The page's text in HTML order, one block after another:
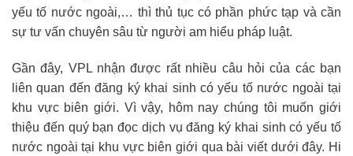
yếu tố nước ngoài,… thì thủ tục có phần phức tạp và cần
sự tư vấn chuyên sâu từ người am hiểu pháp luật.
Gần đây, VPL nhận được rất nhiều câu hỏi của các bạn
liên quan đến đăng ký khai sinh có yếu tố nước ngoài tại
khu vực biên giới. Vì vậy, hôm nay chúng tôi muốn giới
thiệu đến quý bạn đọc dịch vụ đăng ký khai sinh có yếu tố
nước ngoài tại khu vực biên giới qua bài viết dưới đây. Hi